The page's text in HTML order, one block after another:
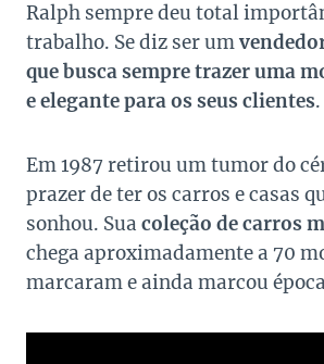
Ralph sempre deu total
trabalho. Se diz ser um
que busca sempre trazer uma
e elegante para os seus clientes.
Em 1987 retirou um tumor do
prazer de ter os carros e casas
sonhou. Sua coleção de carros
chega aproximadamente a 70
marcaram e ainda marcou